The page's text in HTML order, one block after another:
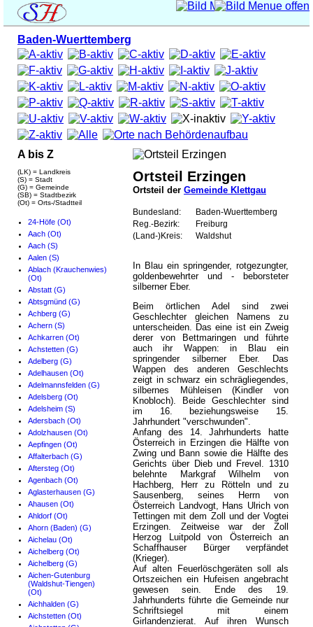
Baden-Wuerttemberg
A bis Z
(LK) = Landkreis
(S) = Stadt
(G) = Gemeinde
(SB) = Stadtbezirk
(Ot) = Orts-/Stadtteil
24-Höfe (Ot)
Aach (Ot)
Aach (S)
Aalen (S)
Ablach (Krauchenwies)
(Ot)
Abstatt (G)
Abtsgmünd (G)
Achberg (G)
Achern (S)
Achkarren (Ot)
Achstetten (G)
Adelberg (G)
Adelhausen (Ot)
Adelmannsfelden (G)
Adelsberg (Ot)
Adelsheim (S)
Adersbach (Ot)
Adolzhausen (Ot)
Aepfingen (Ot)
Affalterbach (G)
Aftersteg (Ot)
Agenbach (Ot)
Aglasterhausen (G)
Ahausen (Ot)
Ahldorf (Ot)
Ahorn (Baden) (G)
Aichelau (Ot)
Aichelberg (Ot)
Aichelberg (G)
Aichen-Gutenburg
(Waldshut-Tiengen)
(Ot)
Aichhalden (G)
Aichstetten (Ot)
Ortsteil Erzingen
Ortsteil der Gemeinde Klettgau
Bundesland:
Baden-Wuerttemberg
Reg.-Bezirk:
Freiburg
(Land-)Kreis:
Waldshut
In Blau ein springender, rotgezungter,
goldenbewehrter und - beborsteter
silberner Eber.
Beim örtlichen Adel sind zwei
Geschlechter gleichen Namens zu
unterscheiden. Das eine ist ein Zweig
derer von Bettmaringen und führte
auch ihr Wappen: in Blau ein
springender silberner Eber. Das
Wappen des anderen Geschlechts
zeigt in schwarz ein schrägliegendes,
silbernes Mühleisen (Kindler von
Knobloch). Beide Geschlechter sind
im 16. beziehungsweise 15.
Jahrhundert "verschwunden".
Anfang des 14. Jahrhunderts hatte
Österreich in Erzingen die Hälfte von
Zwing und Bann sowie die Hälfte des
Gerichts über Dieb und Frevel. 1310
belehnte Markgraf Wilhelm von
Hachberg, Herr zu Rötteln und zu
Sausenberg, seines Herrn von
Österreich Landvogt, Hans Ulrich von
Tettingen mit dem Zoll und der Vogtei
Erzingen. Zeitweise war der Zoll
Herzog Luitpold von Österreich an
Schaffhauser Bürger verpfändet
(Krieger).
Auf alten Feuerlöschgeräten soll als
Ortszeichen ein Hufeisen angebracht
gewesen sein. Ende des 19.
Jahrhunderts führte die Gemeinde nur
Schriftsiegel mit einem
Girlandenzierat. Auf ihren Wunsch